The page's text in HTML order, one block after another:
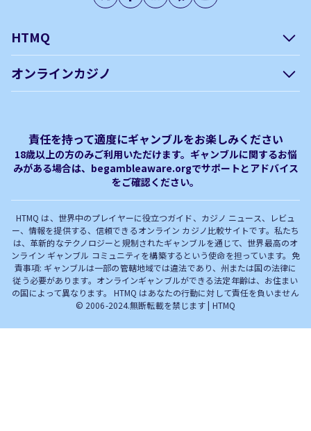
HTMQ
オンラインカジノ
オンラインカジノ フリースピ
ン おすすめ
Plinko｜プリンコとは？
オンラインカジノ最新サイト
オンラインカジノボーナス
責任を持って適度にギャンブルをお楽しみください
18歳以上の方のみご利用いただけます。ギャンブルに関するお悩
みがある場合は、begambleaware.orgでサポートとアドバイス
をご確認ください。
HTMQ は、世界中のプレイヤーに役立つガイド、カジノ ニュース、レビュ
ー、情報を提供する、信頼できるオンライン カジノ比較サイトです。私たち
は、革新的なテクノロジーと規制されたギャンブルを通じて、世界最高のオ
ンライン ギャンブル コミュニティを構築するという使命を担っています。免
責事項: ギャンブルは一部の管轄地域では違法であり、州または国の法律に
従う必要があります。オンラインギャンブルができる法定年齢は、お住まい
の国によって異なります。 HTMQ はあなたの行動に対して責任を負いません
© 2006-2024.無断転載を禁じます | HTMQ